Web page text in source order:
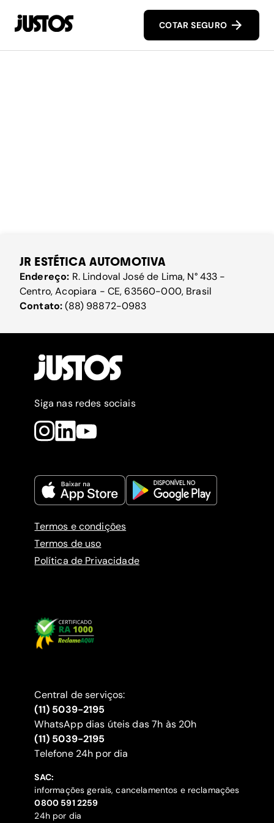
COTAR SEGURO
JR ESTÉTICA AUTOMOTIVA
Endereço: R. Lindoval José de Lima, N° 433 -
Centro, Acopiara - CE, 63560-000, Brasil
Contato:(88) 98872-0983
Siga nas redes sociais
Termos e condições
Termos de uso
Política de Privacidade
Central de serviços:
(11) 5039-2195
WhatsApp dias úteis das 7h às 20h
(11) 5039-2195
‍Telefone 24h por dia
SAC:
informações gerais, cancelamentos e reclamações
‍0800 591 2259
24h por dia